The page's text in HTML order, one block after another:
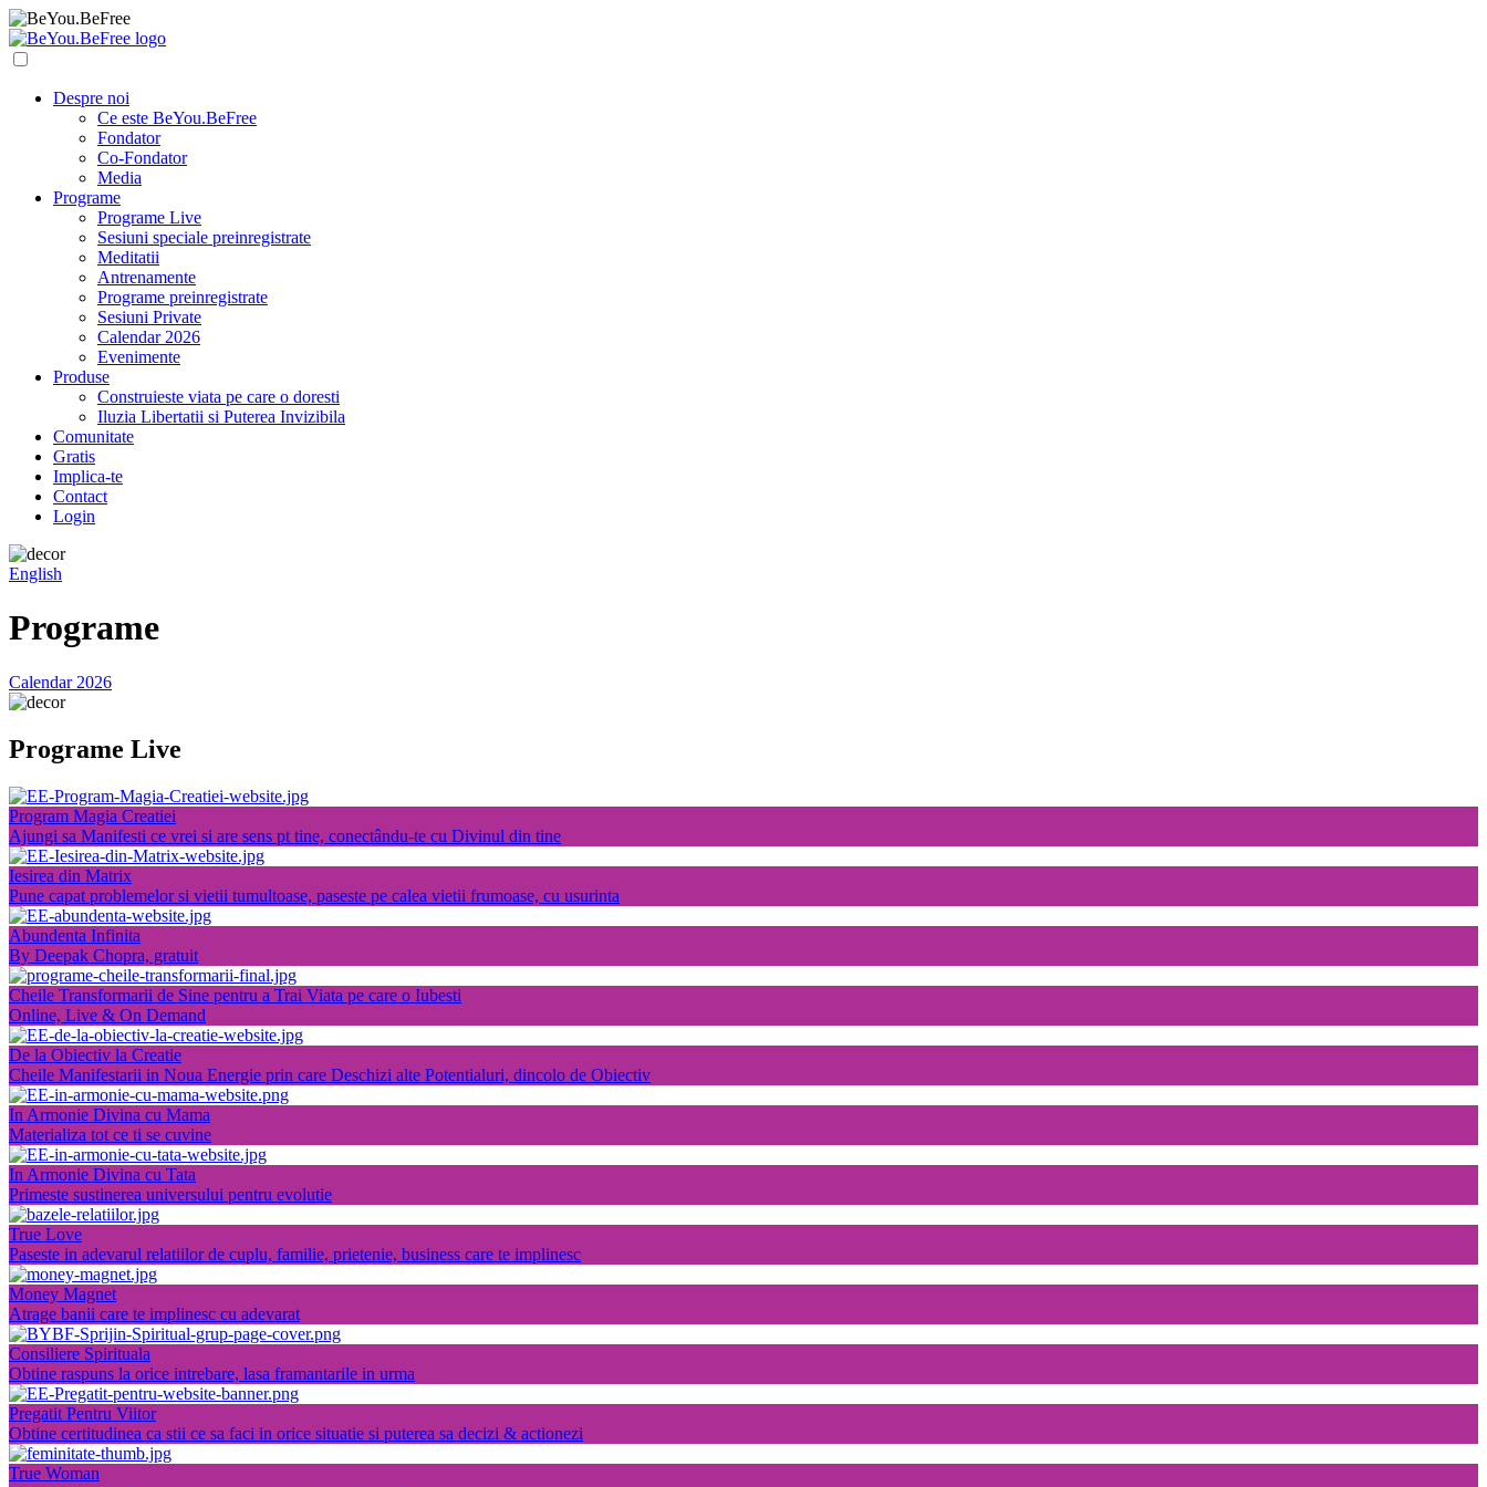
Despre noi
Ce este BeYou.BeFree
Fondator
Co-Fondator
Media
Programe
Programe Live
Sesiuni speciale preinregistrate
Meditatii
Antrenamente
Programe preinregistrate
Sesiuni Private
Calendar 2026
Evenimente
Produse
Construieste viata pe care o doresti
Iluzia Libertatii si Puterea Invizibila
Comunitate
Gratis
Implica-te
Contact
Login
English
Programe
Calendar 2026
Programe Live
Program Magia Creatiei
Ajungi sa Manifesti ce vrei si are sens pt tine, conectându-te cu Divinul din tine
Iesirea din Matrix
Pune capat problemelor si vietii tumultoase, paseste pe calea vietii frumoase, cu usurinta
Abundenta Infinita
By Deepak Chopra, gratuit
Cheile Transformarii de Sine pentru a Trai Viata pe care o Iubesti
Online, Live & On Demand
De la Obiectiv la Creatie
Cheile Manifestarii in Noua Energie prin care Deschizi alte Potentialuri, dincolo de Obiectiv
In Armonie Divina cu Mama
Materializa tot ce ti se cuvine
In Armonie Divina cu Tata
Primeste sustinerea universului pentru evolutie
True Love
Paseste in adevarul relatiilor de cuplu, familie, prietenie, business care te implinesc
Money Magnet
Atrage banii care te implinesc cu adevarat
Consiliere Spirituala
Obtine raspuns la orice intrebare, lasa framantarile in urma
Pregatit Pentru Viitor
Obtine certitudinea ca stii ce sa faci in orice situatie si puterea sa decizi & actionezi
True Woman